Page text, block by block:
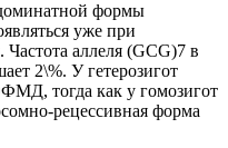
формы
уже при
аллеля (GCG)7 в
2\%. У гетерозигот
тогда как у гомозигот
рецессивная форма